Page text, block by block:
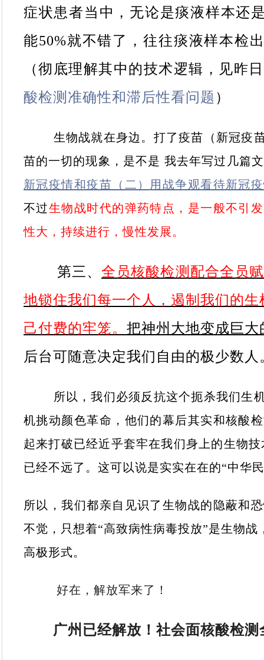
症状患者当中，无论是痰液样本还
能50%就不错了，往往痰液样本检
（彻底理解其中的技术逻辑，见昨
酸检测准确性和滞后性看问题 ）
生物战就在身边。打了疫苗（新冠疫
苗的一切的现象，是不是 我去年写过几篇
新冠疫情和疫苗（二） 用战争观看待新冠
不过生物战时代的弹药特点，是一般不引
性大，持续进行，慢性发展。
第三、 全员核酸检测配合全员
地锁住我们每一个人，遏制我们的
己付费的牢笼。 把神州大地变成巨大
后台可随意决定我们自由的极少数人
所以，我们必须反抗这个扼杀我们生
机挑动颜色革命，他们的幕后其实和核酸
起来打破已经近乎套牢在我们身上的生物技
已经不远了。这可以说是实实在在的“中华
所以，我们都亲自见识了生物战的隐蔽和
不觉，只想着“高致病性病毒投放”是生物
高极形式。
好在，解放军来了！
广州已经解放！社会面核酸检